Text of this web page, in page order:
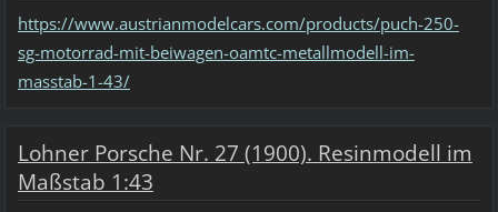
https://www.austrianmodelcars.com/products/puch-250-
sg-motorrad-mit-beiwagen-oamtc-metallmodell-im-
masstab-1-43/
Lohner Porsche Nr. 27 (1900). Resinmodell im
Maßstab 1:43